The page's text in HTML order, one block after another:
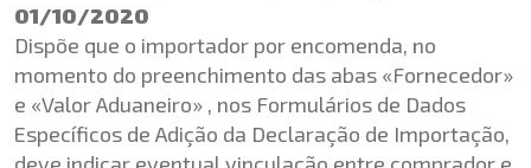
01/10/2020
Dispõe que o importador por encomenda, no
momento do preenchimento das abas «Fornecedor»
e «Valor Aduaneiro» , nos Formulários de Dados
Específicos de Adição da Declaração de Importação,